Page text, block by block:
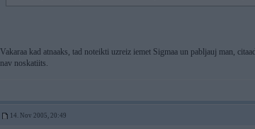
Vakaraa kad atnaaks, tad noteikti uzreiz iemet Sigmaa un pabljauj man,
nav noskatiits.
14. Nov 2005, 20:49